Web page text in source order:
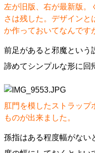
左が旧版、右が最新版。
さは残した。デザイン
か作っておいてなんです
前足があると邪魔という
諦めてシンプルな形に回
肛門を模したストラッ
ものが出来ました。
孫指はある程度幅がない